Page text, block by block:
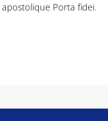
apostolique Porta fidei.